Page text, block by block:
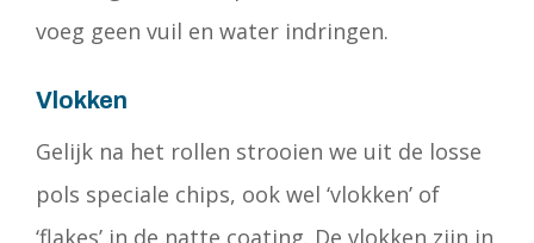
voeg geen vuil en water indringen.
Vlokken
Gelijk na het rollen strooien we uit de losse
pols speciale chips, ook wel ‘vlokken’ of
‘flakes’ in de natte coating. De vlokken zijn in